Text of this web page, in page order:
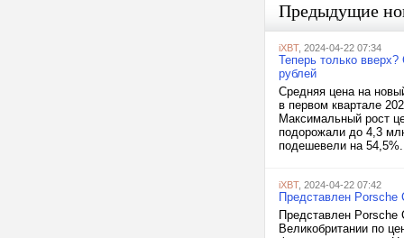
Предыдущие
iXBT, 2024-04-22 07:34
Теперь только
рублей
Средняя цена на
в первом квартале
Максимальный рост
подорожали до 4,3
подешевели на
iXBT, 2024-04-22 07:42
Представлен
Представлен Porsche
Великобритании по